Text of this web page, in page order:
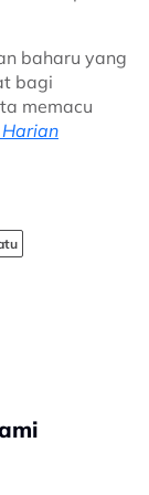
baharu yang
bagi
memacu